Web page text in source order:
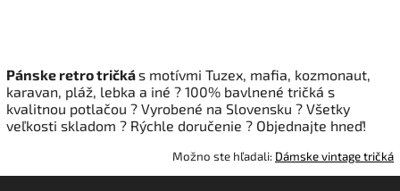
Pánske retro tričkás motívmi Tuzex, mafia, kozmonaut,
karavan, pláž, lebka a iné ? 100% bavlnené tričká s
kvalitnou potlačou ? Vyrobené na Slovensku ? Všetky
veľkosti skladom ? Rýchle doručenie ? Objednajte hneď!
Možno ste hľadali: Dámske vintage tričká